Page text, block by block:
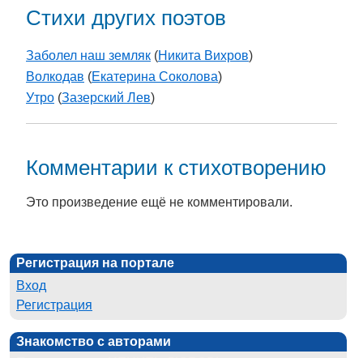
Стихи других поэтов
Заболел наш земляк (Никита Вихров)
Волкодав (Екатерина Соколова)
Утро (Зазерский Лев)
Комментарии к стихотворению
Это произведение ещё не комментировали.
Регистрация на портале
Вход
Регистрация
Знакомство с авторами